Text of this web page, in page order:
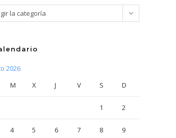
la categoría
2026
M X J V S D
1 2
4 5 6 7 8 9